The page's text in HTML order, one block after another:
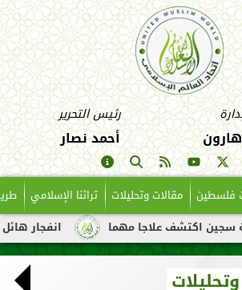
رئيس التحرير
أحمد نصار
فلسطين مقالات وتحليلات تراثنا الإسلامي
انفجار هائل لناقلة نفط علاجا مهما